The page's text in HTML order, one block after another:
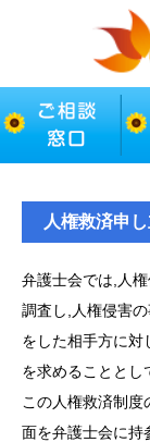
人権救済申
弁護士会では,人
調査し,人権侵害
をした相手方に対
を求めることとし
この人権救済制
面を弁護士会に持